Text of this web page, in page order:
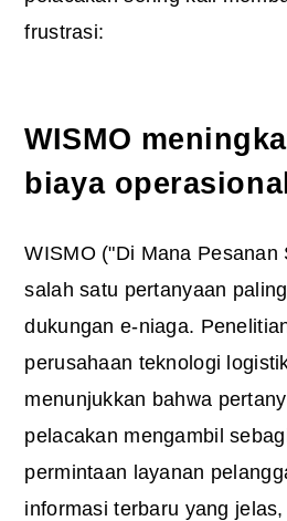
frustrasi:
WISMO
biaya operasional
WISMO ("Di Mana Pesanan
salah satu pertanyaan
dukungan e-niaga.
perusahaan teknologi
menunjukkan bahwa
pelacakan mengambil
permintaan layanan
informasi terbaru yang